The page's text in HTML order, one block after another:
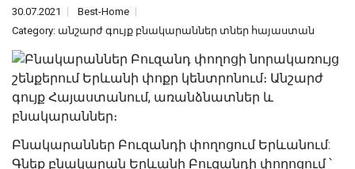
30.07.2021
Best-Home
Category: անշարժ գույք բնակարաններ տներ հայաստան
Բնակարաններ Բուզանդի փողոցում Երևանում:
Գնեք բնակարան Երևանի Բուզանդի փողոցում ՝